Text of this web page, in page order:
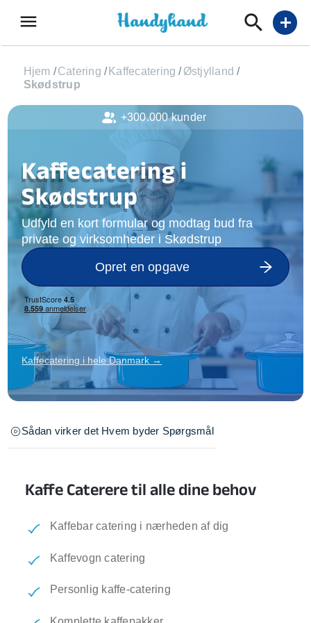
menu add
Hjem /Catering / Kaffecatering / Østjylland /
Skødstrup
Kaffecatering i
Skødstrup
Udfyld en kort formular og modtag bud fra
private og virksomheder i Skødstrup
Opret en opgave
Kaffecatering i hele Danmark →
Sådan virker det Hvem byder Spørgsmål
Kaffe Caterere til alle dine behov
Kaffebar catering i nærheden af dig
Kaffevogn catering
Personlig kaffe-catering
+300.000 kunder